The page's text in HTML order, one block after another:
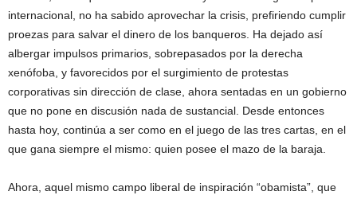
internacional, no ha sabido aprovechar la crisis, prefiriendo cumplir
proezas para salvar el dinero de los banqueros. Ha dejado así
albergar impulsos primarios, sobrepasados por la derecha
xenófoba, y favorecidos por el surgimiento de protestas
corporativas sin dirección de clase, ahora sentadas en un gobierno
que no pone en discusión nada de sustancial. Desde entonces
hasta hoy, continúa a ser como en el juego de las tres cartas, en el
que gana siempre el mismo: quien posee el mazo de la baraja.
Ahora, aquel mismo campo liberal de inspiración “obamista”, que